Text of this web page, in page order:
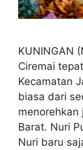
KUNINGAN
Ciremai
Kecamatan
biasa dari
Barat. Nuri
Nuri baru